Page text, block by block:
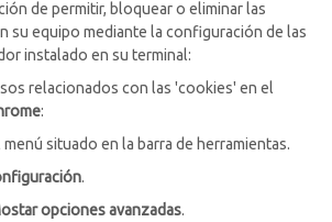
de permitir, bloquear o eliminar las
su equipo mediante la configuración de las
instalado en su terminal:
relacionados con las 'cookies' en el
:
menú situado en la barra de herramientas.
.
opciones avanzadas.